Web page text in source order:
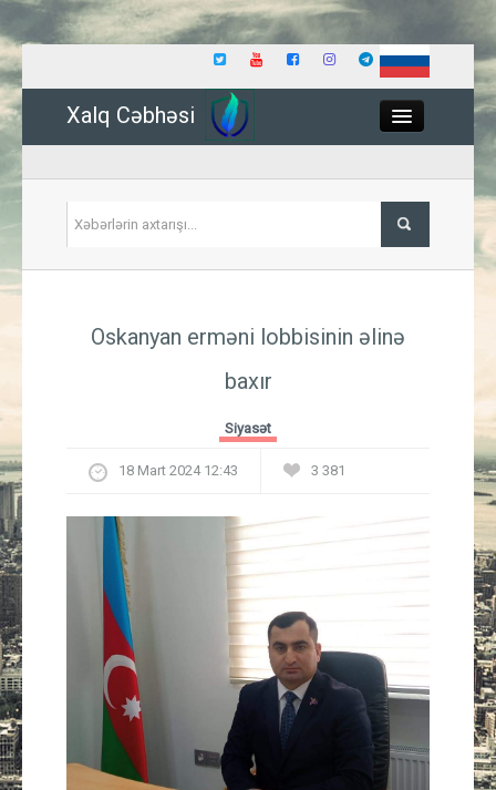
Xalq Cəbhəsi
İqtisadiyyat
Güney Azərbaycan
Müsahibə
İdman
Oskanyan erməni lobbisinin əlinə
baxır
Siyasət
18 Mart 2024 12:43 3 381